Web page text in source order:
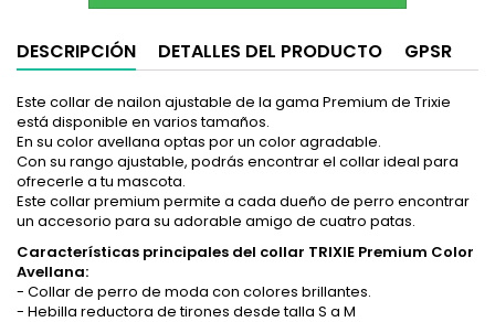
DESCRIPCIÓN DETALLES DEL PRODUCTO GPSR
Este collar de nailon ajustable de la gama Premium de Trixie
está disponible en varios tamaños.
En su color avellana optas por un color agradable.
Con su rango ajustable, podrás encontrar el collar ideal para
ofrecerle a tu mascota.
Este collar premium permite a cada dueño de perro encontrar
un accesorio para su adorable amigo de cuatro patas.
Características principales del collar TRIXIE Premium Color
Avellana:
- Collar de perro de moda con colores brillantes.
- Hebilla reductora de tirones desde talla S a M